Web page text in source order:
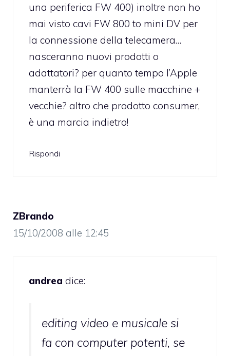
una periferica FW 400) inoltre non ho
mai visto cavi FW 800 to mini DV per
la connessione della telecamera…
nasceranno nuovi prodotti o
adattatori? per quanto tempo l’Apple
manterrà la FW 400 sulle macchine +
vecchie? altro che prodotto consumer,
è una marcia indietro!
Rispondi
ZBrando
15/10/2008 alle 12:45
andrea dice:
editing video e musicale si
fa con computer potenti, se